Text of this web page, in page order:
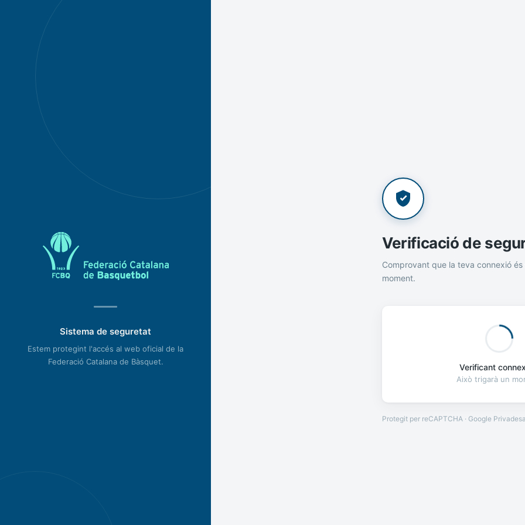
Sistema de seguretat
Estem protegint l'accés al web oficial de la
Federació Catalana de Bàsquet.
Verificació de
Comprovant que la teva connexió és
moment.
Verificant
Això trigarà un
Protegit per reCAPTCHA · Google Privadesa